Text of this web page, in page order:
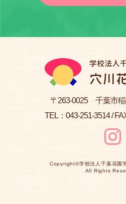
〒263-0025 千葉市
TEL： 043-251-3514/
Copyright©学校法人千葉花園
All Rights